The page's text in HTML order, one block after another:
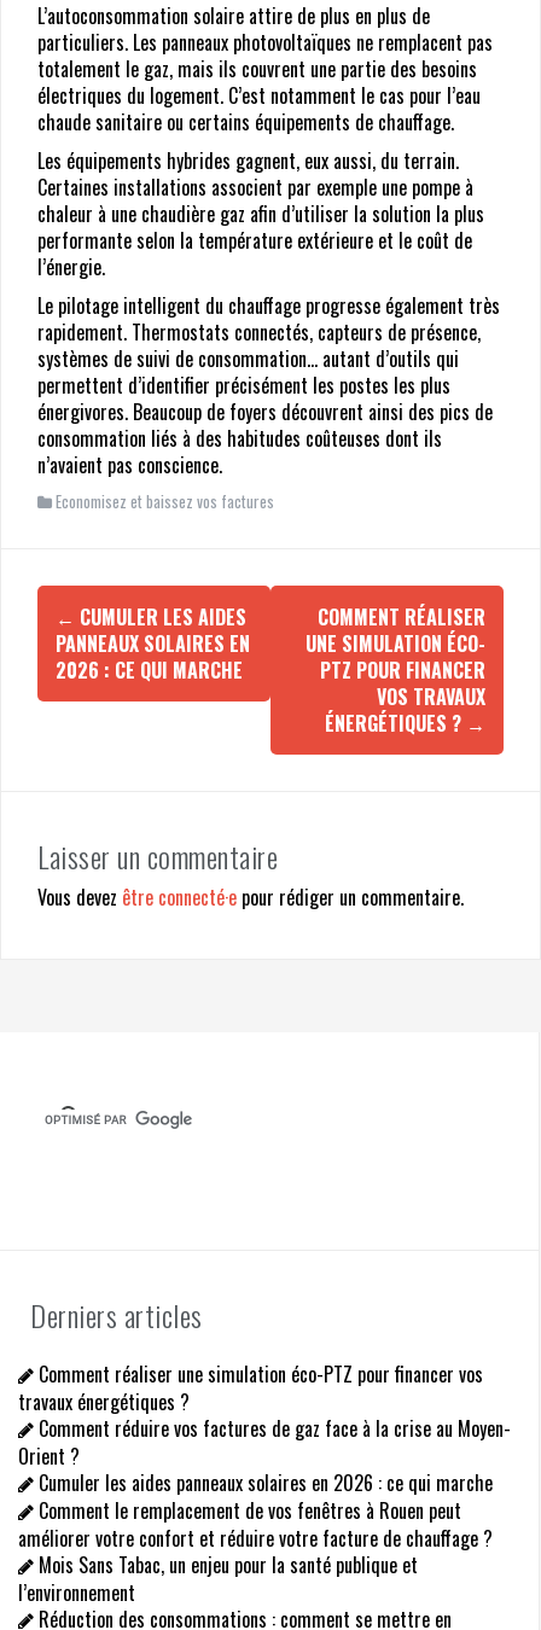
L’autoconsommation solaire attire de plus en plus de
particuliers. Les panneaux photovoltaïques ne remplacent pas
totalement le gaz, mais ils couvrent une partie des besoins
électriques du logement. C’est notamment le cas pour l’eau
chaude sanitaire ou certains équipements de chauffage.
Les équipements hybrides gagnent, eux aussi, du terrain.
Certaines installations associent par exemple une pompe à
chaleur à une chaudière gaz afin d’utiliser la solution la plus
performante selon la température extérieure et le coût de
l’énergie.
Le pilotage intelligent du chauffage progresse également très
rapidement. Thermostats connectés, capteurs de présence,
systèmes de suivi de consommation… autant d’outils qui
permettent d’identifier précisément les postes les plus
énergivores. Beaucoup de foyers découvrent ainsi des pics de
consommation liés à des habitudes coûteuses dont ils
n’avaient pas conscience.
Economisez et baissez vos factures
v
i
o
n
c
← CUMULER LES AIDES
PANNEAUX SOLAIRES EN
2026 : CE QUI MARCHE
COMMENT RÉALISER
UNE SIMULATION ÉCO-
PTZ POUR FINANCER
VOS TRAVAUX
ÉNERGÉTIQUES ? →
Laisser un commentaire
Vous devez être connecté·e pour rédiger un commentaire.
Derniers articles
Comment réaliser une simulation éco-PTZ pour financer vos
travaux énergétiques ?
Comment réduire vos factures de gaz face à la crise au Moyen-
Orient ?
Cumuler les aides panneaux solaires en 2026 : ce qui marche
Comment le remplacement de vos fenêtres à Rouen peut
améliorer votre confort et réduire votre facture de chauffage ?
Mois Sans Tabac, un enjeu pour la santé publique et
l’environnement
Réduction des consommations : comment se mettre en